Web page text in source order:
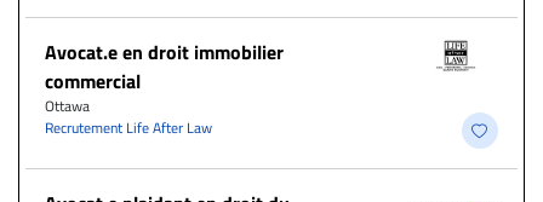
Avocat.e en droit immobilier
commercial
Ottawa
Recrutement Life After Law